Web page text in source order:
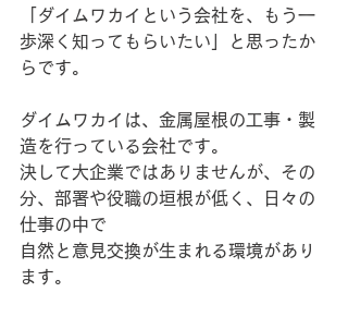
「ダイムワカイという会社を、もう一
歩深く知ってもらいたい」と思ったか
らです。
ダイムワカイは、金属屋根の工事・製
造を行っている会社です。
決して大企業ではありませんが、その
分、部署や役職の垣根が低く、日々の
仕事の中で
自然と意見交換が生まれる環境があり
ます。